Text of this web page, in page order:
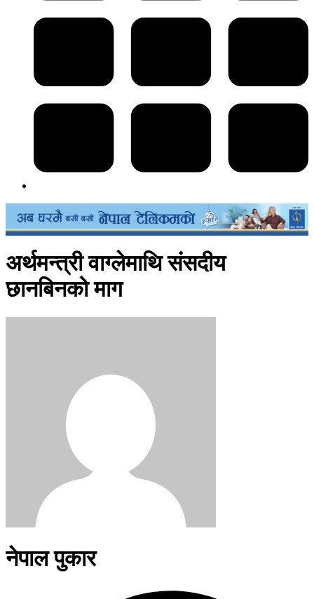
अर्थमन्त्री वाग्लेमाथि संसदीय
छानबिनको माग
नेपाल पुकार